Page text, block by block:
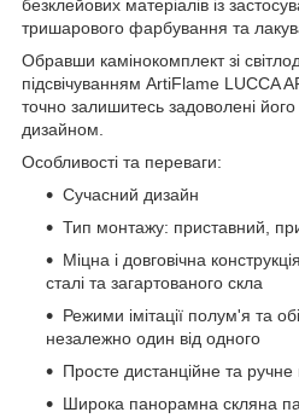
безклейових матеріалів із
тришарового фарбування та
Обравши камінокомплект зі
підсвічуванням ArtiFlame
точно залишитесь задоволені
дизайном.
Особливості та переваги:
Сучасний дизайн
Тип монтажу: приставний,
Міцна і довговічна
сталі та загартованого скла
Режими імітації полум'я та
незалежно один від одного
Просте дистанційне та ручне
Широка панорамна скляна